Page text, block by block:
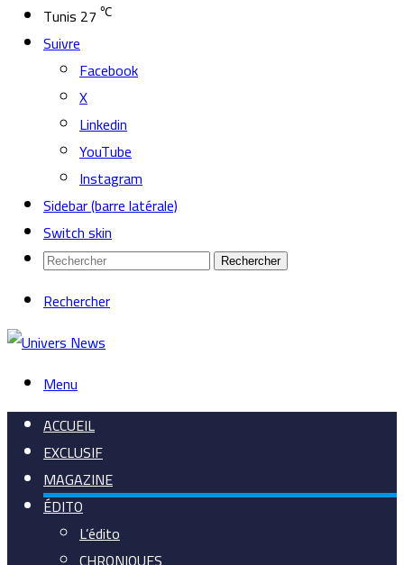
Tunis 27 ℃
Suivre
Facebook
X
Linkedin
YouTube
Instagram
Sidebar (barre latérale)
Switch skin
Rechercher
Rechercher
Menu
ACCUEIL
EXCLUSIF
MAGAZINE
ÉDITO
L’édito